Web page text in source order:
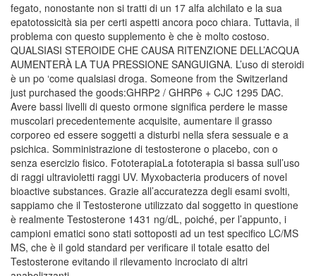
fegato, nonostante non si tratti di un 17 alfa alchilato e la sua
epatotossicità sia per certi aspetti ancora poco chiara. Tuttavia, il
problema con questo supplemento è che è molto costoso.
QUALSIASI STEROIDE CHE CAUSA RITENZIONE DELL’ACQUA
AUMENTERÀ LA TUA PRESSIONE SANGUIGNA. L’uso di steroidi
è un po ‘come qualsiasi droga. Someone from the Switzerland
just purchased the goods:GHRP2 / GHRP6 + CJC 1295 DAC.
Avere bassi livelli di questo ormone significa perdere le masse
muscolari precedentemente acquisite, aumentare il grasso
corporeo ed essere soggetti a disturbi nella sfera sessuale e a
psichica. Somministrazione di testosterone o placebo, con o
senza esercizio fisico. FototerapiaLa fototerapia si bassa sull’uso
di raggi ultravioletti raggi UV. Myxobacteria producers of novel
bioactive substances. Grazie all’accuratezza degli esami svolti,
sappiamo che il Testosterone utilizzato dal soggetto in questione
è realmente Testosterone 1431 ng/dL, poiché, per l’appunto, i
campioni ematici sono stati sottoposti ad un test specifico LC/MS
MS, che è il gold standard per verificare il totale esatto del
Testosterone evitando il rilevamento incrociato di altri